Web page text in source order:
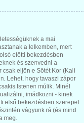
a mai
a lelkemben, mert
előtti bekezdésben
és szenvedni a
eljön e Sötét Kor (Kali
Lehet, hogy tavaszi zápor
Istenen múlik. Minél
imádkozni - kinek
első bekezdésben szerepel.
vágyunk rá (és mind
meg.